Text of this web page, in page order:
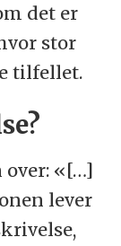
det er
stor
tilfellet.
«[…]
lever